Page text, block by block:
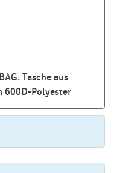
Tasche aus
600D-Polyester